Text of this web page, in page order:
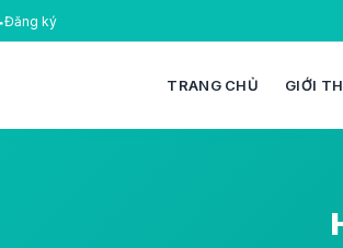
Đăng ký
TRANG CHỦ GIỚI